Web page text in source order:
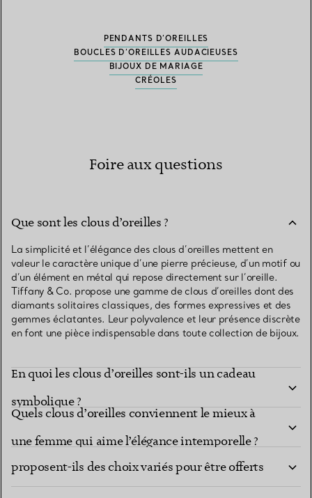
PENDANTS D’OREILLES
BOUCLES D’OREILLES AUDACIEUSES
BIJOUX DE MARIAGE
CRÉOLES
Foire aux questions
Que sont les clous d’oreilles ?
La simplicité et l’élégance des clous d’oreilles mettent en
valeur le caractère unique d’une pierre précieuse, d’un motif ou
d’un élément en métal qui repose directement sur l’oreille.
Tiffany & Co. propose une gamme de clous d’oreilles dont des
diamants solitaires classiques, des formes expressives et des
gemmes éclatantes. Leur polyvalence et leur présence discrète
en font une pièce indispensable dans toute collection de bijoux.
En quoi les clous d’oreilles sont-ils un cadeau
symbolique ?
Quels clous d’oreilles conviennent le mieux à
une femme qui aime l’élégance intemporelle ?
Les clous d’oreilles Tiffany & Co. ornés de pierres
proposent-ils des choix variés pour être offerts
En quoi les clous d’oreilles cœur Return to